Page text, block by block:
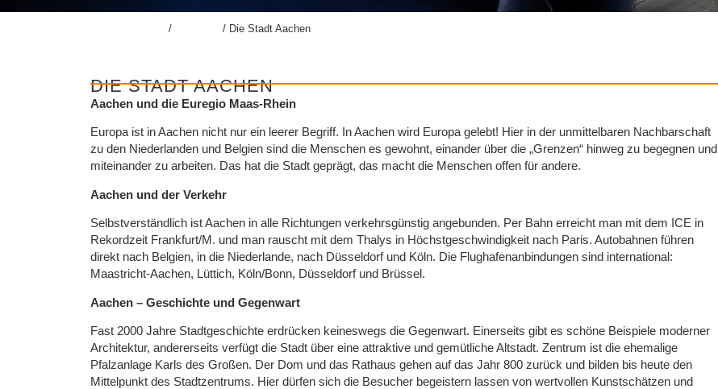
/ / Die Stadt Aachen
DIE STADT AACHEN
Aachen und die Euregio Maas-Rhein
Europa ist in Aachen nicht nur ein leerer Begriff. In Aachen wird Europa gelebt! Hier in der unmittelbaren Nachbarschaft
zu den Niederlanden und Belgien sind die Menschen es gewohnt, einander über die „Grenzen“ hinweg zu begegnen und
miteinander zu arbeiten. Das hat die Stadt geprägt, das macht die Menschen offen für andere.
Aachen und der Verkehr
Selbstverständlich ist Aachen in alle Richtungen verkehrsgünstig angebunden. Per Bahn erreicht man mit dem ICE in
Rekordzeit Frankfurt/M. und man rauscht mit dem Thalys in Höchstgeschwindigkeit nach Paris. Autobahnen führen
direkt nach Belgien, in die Niederlande, nach Düsseldorf und Köln. Die Flughafenanbindungen sind international:
Maastricht-Aachen, Lüttich, Köln/Bonn, Düsseldorf und Brüssel.
Aachen – Geschichte und Gegenwart
Fast 2000 Jahre Stadtgeschichte erdrücken keineswegs die Gegenwart. Einerseits gibt es schöne Beispiele moderner
Architektur, andererseits verfügt die Stadt über eine attraktive und gemütliche Altstadt. Zentrum ist die ehemalige
Pfalzanlage Karls des Großen. Der Dom und das Rathaus gehen auf das Jahr 800 zurück und bilden bis heute den
Mittelpunkt des Stadtzentrums. Hier dürfen sich die Besucher begeistern lassen von wertvollen Kunstschätzen und